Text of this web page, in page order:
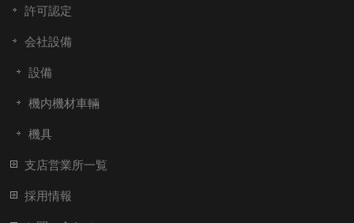
許可認定
会社設備
設備
機内機材車輛
機具
支店営業所一覧
採用情報